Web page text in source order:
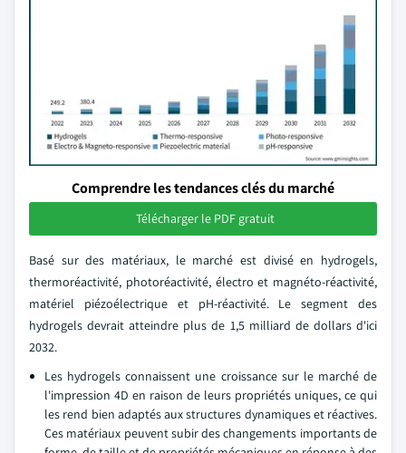
Comprendre les tendances clés du marché
Télécharger le PDF gratuit
Basé sur des matériaux, le marché est divisé en hydrogels,
thermoréactivité, photoréactivité, électro et magnéto-réactivité,
matériel piézoélectrique et pH-réactivité. Le segment des
hydrogels devrait atteindre plus de 1,5 milliard de dollars d'ici
2032.
Les hydrogels connaissent une croissance sur le marché de
l'impression 4D en raison de leurs propriétés uniques, ce qui
les rend bien adaptés aux structures dynamiques et réactives.
Ces matériaux peuvent subir des changements importants de